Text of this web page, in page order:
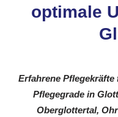
optimale
Erfahrene
Pflegegrade in
Oberglottertal,